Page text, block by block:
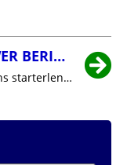
NIEUWER BERICHT
Koopgrens starterlening verhoogd